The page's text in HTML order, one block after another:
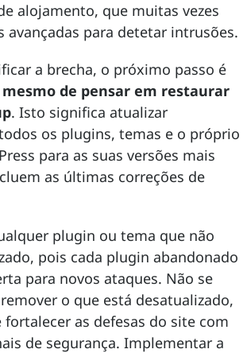
alojamento, que muitas vezes
avançadas para detetar intrusões.
a brecha, o próximo passo é
de pensar em restaurar
. Isto significa atualizar
os plugins, temas e o próprio
para as suas versões mais
as últimas correções de
plugin ou tema que não
pois cada plugin abandonado
para novos ataques. Não se
o que está desatualizado,
as defesas do site com
de segurança. Implementar a